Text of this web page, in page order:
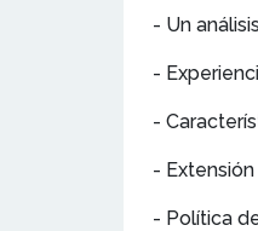
- Un
-
-
-
- Política